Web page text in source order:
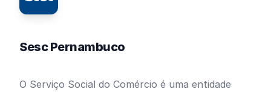
Sesc Pernambuco
O Serviço Social do Comércio é uma entidade